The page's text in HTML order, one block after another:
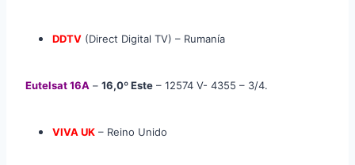
DDTV (Direct Digital TV) – Rumanía
Eutelsat 16A – 16,0º Este – 12574 V- 4355 – 3/4.
VIVA UK – Reino Unido